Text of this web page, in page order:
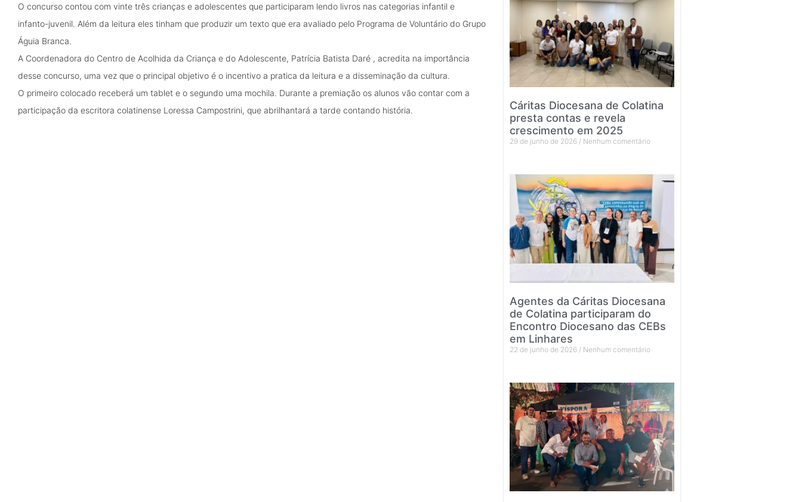
O concurso contou com vinte três crianças e adolescentes que participaram lendo livros nas categorias infantil e
infanto-juvenil. Além da leitura eles tinham que produzir um texto que era avaliado pelo Programa de Voluntário do Grupo
Águia Branca.
A Coordenadora do Centro de Acolhida da Criança e do Adolescente, Patrícia Batista Daré , acredita na importância
desse concurso, uma vez que o principal objetivo é o incentivo a pratica da leitura e a disseminação da cultura.
O primeiro colocado receberá um tablet e o segundo uma mochila. Durante a premiação os alunos vão contar com a
participação da escritora colatinense Loressa Campostrini, que abrilhantará a tarde contando história.
Cáritas Diocesana de Colatina
presta contas e revela
crescimento em 2025
29 de junho de 2026 Nenhum comentário
Agentes da Cáritas Diocesana
de Colatina participaram do
Encontro Diocesano das CEBs
em Linhares
22 de junho de 2026 Nenhum comentário